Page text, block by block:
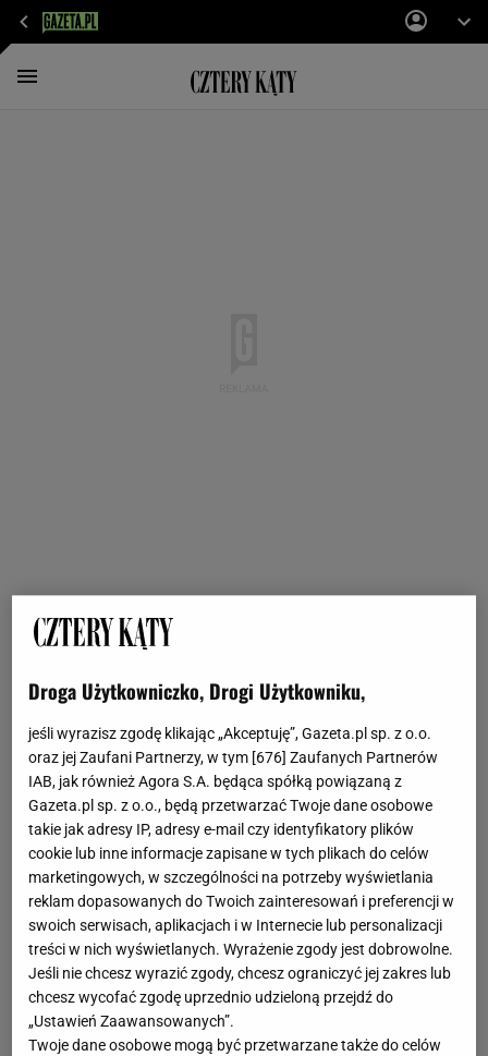
Droga Użytkowniczko, Drogi Użytkowniku,
jeśli wyrazisz zgodę klikając „Akceptuję”, Gazeta.pl sp. z o.o.
oraz jej Zaufani Partnerzy, w tym [676] Zaufanych Partnerów
IAB, jak również Agora S.A. będąca spółką powiązaną z
Gazeta.pl sp. z o.o., będą przetwarzać Twoje dane osobowe
takie jak adresy IP, adresy e-mail czy identyfikatory plików
cookie lub inne informacje zapisane w tych plikach do celów
marketingowych, w szczególności na potrzeby wyświetlania
reklam dopasowanych do Twoich zainteresowań i preferencji w
swoich serwisach, aplikacjach i w Internecie lub personalizacji
treści w nich wyświetlanych. Wyrażenie zgody jest dobrowolne.
Jeśli nie chcesz wyrazić zgody, chcesz ograniczyć jej zakres lub
chcesz wycofać zgodę uprzednio udzieloną przejdź do
„Ustawień Zaawansowanych”.
Twoje dane osobowe mogą być przetwarzane także do celów